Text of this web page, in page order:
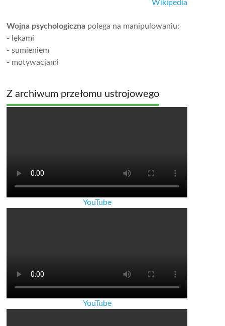
Wikipedia
Wojna psychologiczna polega na manipulowaniu:
- lękami
- sumieniem
- motywacjami
Z archiwum przełomu ustrojowego
YouTube
YouTube